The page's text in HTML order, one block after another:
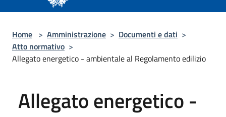
Home > Amministrazione > Documenti e dati >
Atto normativo >
Allegato energetico - ambientale al Regolamento edilizio
Allegato energetico -